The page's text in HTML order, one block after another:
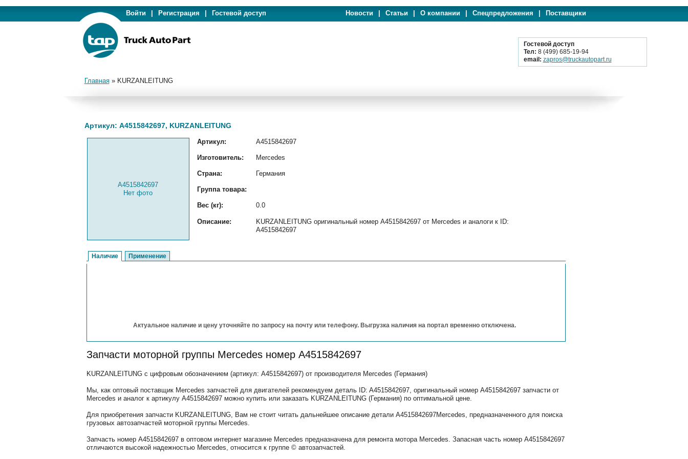
Войти Регистрация Гостевой доступ Новости Статьи О компании Спецпредложения Поставщики
Гостевой доступ
Тел: 8 (499) 685-19-94
email: zapros@truckautopart.ru
Главная» KURZANLEITUNG
Артикул: A4515842697, KURZANLEITUNG
A4515842697
Нет фото
Артикул: A4515842697
Изготовитель: Mercedes
Страна: Германия
Группа товара:
Вес (кг): 0.0
Описание:
KURZANLEITUNG оригинальный номер A4515842697 от Mercedes и аналоги к ID:
A4515842697
Наличие Применение
Актуальное наличие и цену уточняйте по запросу на почту или телефону. Выгрузка наличия на портал временно отключена.
Запчасти моторной группы Mercedes номер A4515842697
KURZANLEITUNG с цифровым обозначением (артикул: A4515842697) от производителя Mercedes (Германия)
Мы, как оптовый поставщик Mercedes запчастей для двигателей рекомендуем деталь ID: A4515842697, оригинальный номер A4515842697 запчасти от
Mercedes и аналог к артикулу A4515842697 можно купить или заказать KURZANLEITUNG (Германия) по оптимальной цене.
Для приобретения запчасти KURZANLEITUNG, Вам не стоит читать дальнейшее описание детали A4515842697Mercedes, предназначенного для поиска
грузовых автозапчастей моторной группы Mercedes.
Запчасть номер A4515842697 в оптовом интернет магазине Mercedes предназначена для ремонта мотора Mercedes. Запасная часть номер A4515842697
отличаются высокой надежностью Mercedes, относится к группе © автозапчастей.